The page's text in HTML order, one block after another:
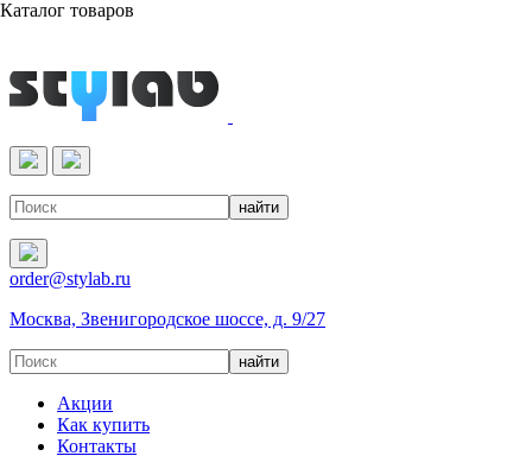
Реактивы & Оборудование
order@stylab.ru
Москва, Звенигородское шоссе, д. 9/27
Акции
Как купить
Контакты
Каталог товаров